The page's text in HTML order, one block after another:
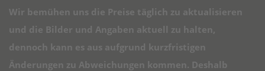
Wir bemühen uns die Preise täglich zu aktualisieren
und die Bilder und Angaben aktuell zu halten,
dennoch kann es aus aufgrund kurzfristigen
Änderungen zu Abweichungen kommen. Deshalb